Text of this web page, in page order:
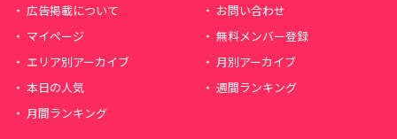
広告掲載について
お問い合わせ
マイページ
無料メンバー登録
エリア別アーカイブ
月別アーカイブ
本日の人気
週間ランキング
月間ランキング